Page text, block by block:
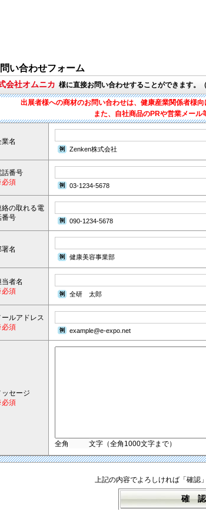
い合わせフォーム
会社オムニカ 様に直接お問い合わせすることができます。
出展者様への商材のお問い合わせは、健康産業関係者様
また、自社商品のPRや営業メール
業名
Zenken株式会社
話番号
須
03-1234-5678
絡の取れる電
番号
090-1234-5678
署名
健康美容事業部
当者名
須
全研 太郎
ールアドレス
須
example@e-expo.net
ッセージ
須
全角 文字（全角1000文字まで）
上記の内容でよろしければ「確認